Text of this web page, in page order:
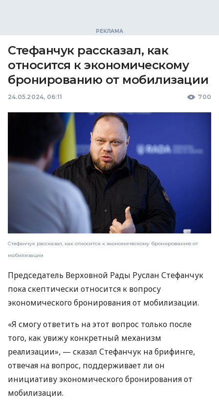
Стефанчук рассказал, как
относится к экономическому
бронированию от мобилизации
24.05.2024, 06:11 700
Стефанчук рассказал, как относится к экономическому бронированию от
мобилизации
Председатель Верховной Рады Руслан Стефанчук
пока скептически относится к вопросу
экономического бронирования от мобилизации.
«Я смогу ответить на этот вопрос только после
того, как увижу конкретный механизм
реализации», — сказал Стефанчук на брифинге,
отвечая на вопрос, поддерживает ли он
инициативу экономического бронирования от
мобилизации.